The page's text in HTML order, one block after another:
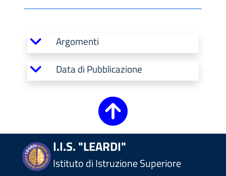
Argomenti
Data di Pubblicazione
I.I.S. "LEARDI"
Istituto di Istruzione Superiore